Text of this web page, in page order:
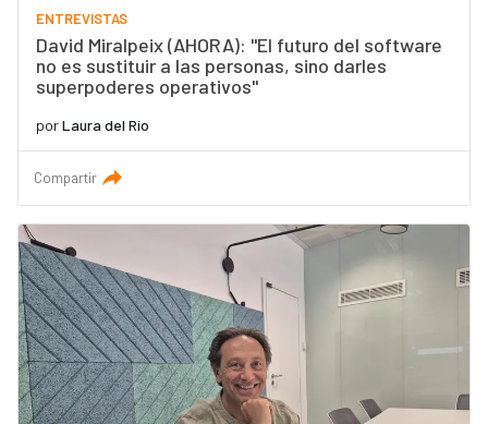
ENTREVISTAS
David Miralpeix (AHORA): "El futuro del software
no es sustituir a las personas, sino darles
superpoderes operativos"
porLaura del Río
Compartir